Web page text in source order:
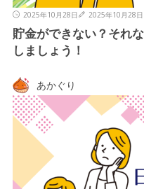
2025年10月28日 2025年10月28日
貯金ができない？それ
しましょう！
あかぐり